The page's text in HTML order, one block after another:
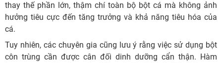
thay thế phần lớn, thậm chí toàn bộ bột cá mà không ảnh
hưởng tiêu cực đến tăng trưởng và khả năng tiêu hóa của
cá.
Tuy nhiên, các chuyên gia cũng lưu ý rằng việc sử dụng bột
côn trùng cần được cân đối dinh dưỡng cẩn thận. Hàm